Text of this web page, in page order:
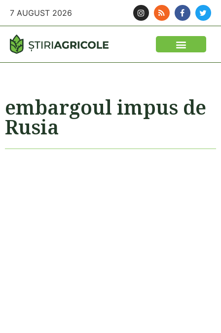
7 AUGUST 2026
embargoul impus de
Rusia